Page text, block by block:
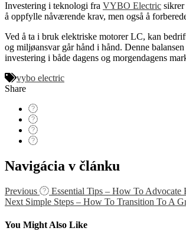
Investering i teknologi fra VYBO Electric
å oppfylle nåværende krav, men også å
Ved å ta i bruk elektriske motorer LC, kan
og miljøansvar går hånd i hånd. Denne
investering i både dagens og morgendagens
vybo electric
Share
Navigácia v článku
Previous
Essential Tips – How To Advocate
Next Simple Steps – How To Transition To A
You Might Also Like